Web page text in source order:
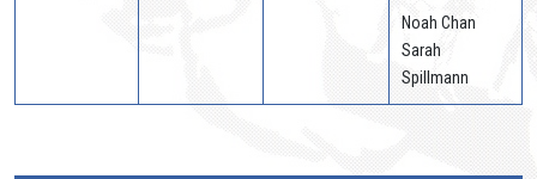
Noah Chan
Sarah
Spillmann